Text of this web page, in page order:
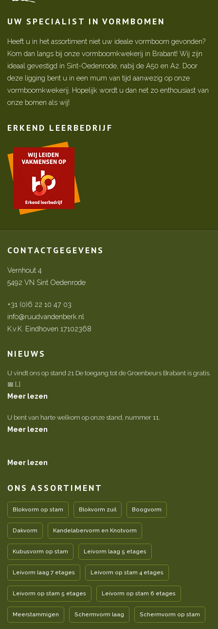
UW SPECIALIST IN VORMBOMEN
Heeft u in het assortiment niet uw ideale vormboom gevonden?
Kom dan langs bij onze vormboomkwekerij in Brabant! Wij zijn
ideaal gevestigd in Sint-Oedenrode, nabij de A50 en A2. Door
deze ligging bent u in een mum van tijd aanwezig op onze
vormboomkwekerij. Hopelijk wordt u dan net zo enthousiast van
onze bomen als wij!
ERKEND LEERBEDRIJF
CONTACTGEGEVENS
Vernhout 4
5492 VN Sint Oedenrode
+31 (0)6 22 10 47 03
info@ruudvandenberk.nl
K.v.K. Eindhoven 17102368
NIEUWS
U vindt ons op stand 21 De toegang tot de Groenbeurs Brabant is gratis.
📅 […]
Meer lezen
U bent van harte welkom op onze stand, nummer 11.
Meer lezen
Meer lezen
ONS ASSORTIMENT
Blokvorm op stam Blokvorm zuil Boogvorm
Dakvorm Kandelabervorm en Knotvorm
Kubusvorm op stam Leivorm laag 5 etages
Leivorm laag 7 etages Leivorm op stam 4 etages
Leivorm op stam 5 etages Leivorm op stam 6 etages
Meerstammigen Schermvorm laag Schermvorm op stam